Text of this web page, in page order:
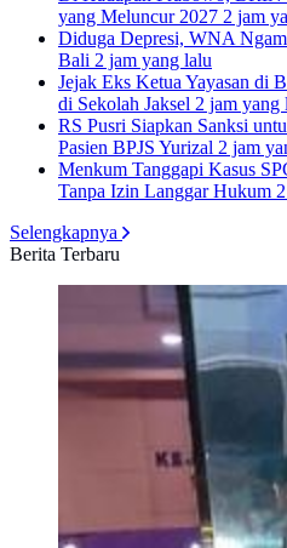
yang Meluncur 2027 2 jam
Diduga Depresi, WNA
Bali 2 jam yang lalu
Jejak Eks Ketua Yayasan di
di Sekolah Jaksel 2 jam yang
RS Pusri Siapkan Sanksi
Pasien BPJS Yurizal 2 jam
Menkum Tanggapi Kasus
Tanpa Izin Langgar Hukum
Selengkapnya
Berita Terbaru